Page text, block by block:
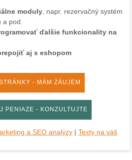
moduly, napr. rezervačný systém
a pod.
ďalšie funkcionality na
aj s eshopom
- MÁM ZÁUJEM
PENIAZE - KONZULTUJTE
a SEO analýzy | Texty na váš